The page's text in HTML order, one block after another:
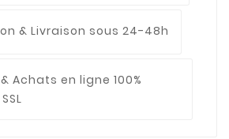
& Livraison sous 24-48h
Achats en ligne 100%